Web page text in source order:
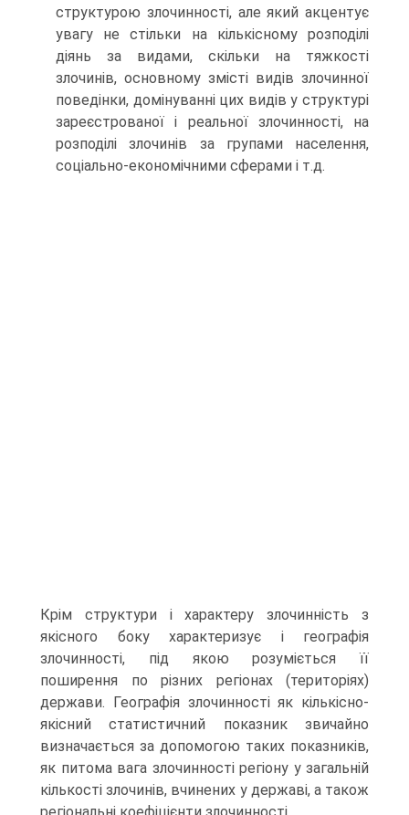
структурою злочинності, але який акцентує
увагу не стільки на кількісному розподілі
діянь за видами, скільки на тяжкості
злочинів, основному змісті видів злочинної
поведінки, домінуванні цих видів у структурі
зареєстрованої і реальної злочинності, на
розподілі злочинів за групами населення,
соціально-економічними сферами і т.д.
Крім структури і характеру злочинність з
якісного боку характеризує і географія
злочинності, під якою розуміється її
поширення по різних регіонах (територіях)
держави. Географія злочинності як кількісно-
якісний статистичний показник звичайно
визначається за допомогою таких показників,
як питома вага злочинності регіону у загальній
кількості злочинів, вчинених у державі, а також